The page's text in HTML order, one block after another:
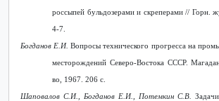
россыпей бульдозерами и скреперами // Горн.
4-7.
Богданов Е.И. Вопросы технического прогресса на
месторождений Северо-Востока СССР.
во, 1967. 206 с.
Шаповалов С.И., Богданов Е.И., Потемкин С.В.